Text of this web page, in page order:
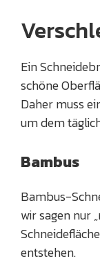
Ein
schöne
Daher muss
um dem
Bambus
Bambus-
wir sagen nur
entstehen.